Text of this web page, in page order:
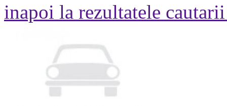
inapoi la rezultatele